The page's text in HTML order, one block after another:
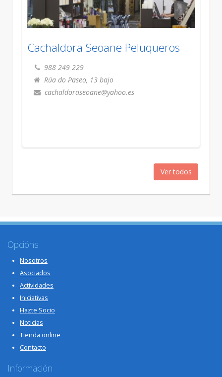
Cachaldora Seoane Peluqueros
988 249 229
Rúa do Paseo, 13 bajo
cachaldoraseoane@yahoo.es
Ver todos
Opcións
Nosotros
Asociados
Actividades
Iniciativas
Hazte Socio
Noticias
Tienda online
Contacto
Información